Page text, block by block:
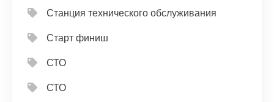
Станция технического обслуживания
Старт финиш
СТО
СТО